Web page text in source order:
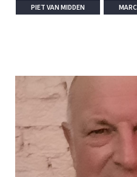
PIET VAN MIDDEN